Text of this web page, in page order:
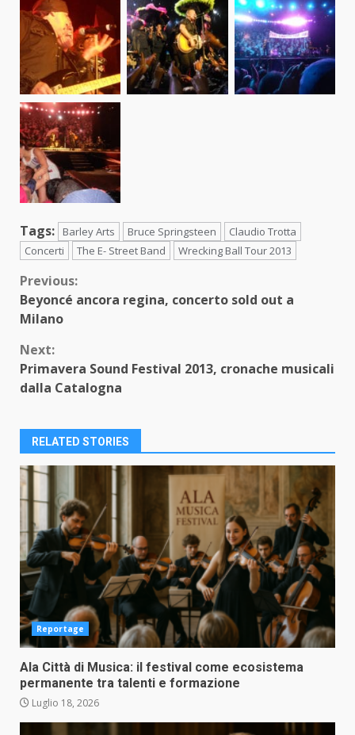
Tags: Barley Arts Bruce Springsteen
Claudio Trotta
Concerti
The E- Street Band Wrecking Ball Tour 2013
Continue
Reading
Previous:
Beyoncé ancora regina, concerto sold out a
Milano
Next:
Primavera Sound Festival 2013, cronache musicali
dalla Catalogna
RELATED STORIES
Reportage
Ala Città di Musica: il festival come ecosistema
permanente tra talenti e formazione
Luglio 18, 2026